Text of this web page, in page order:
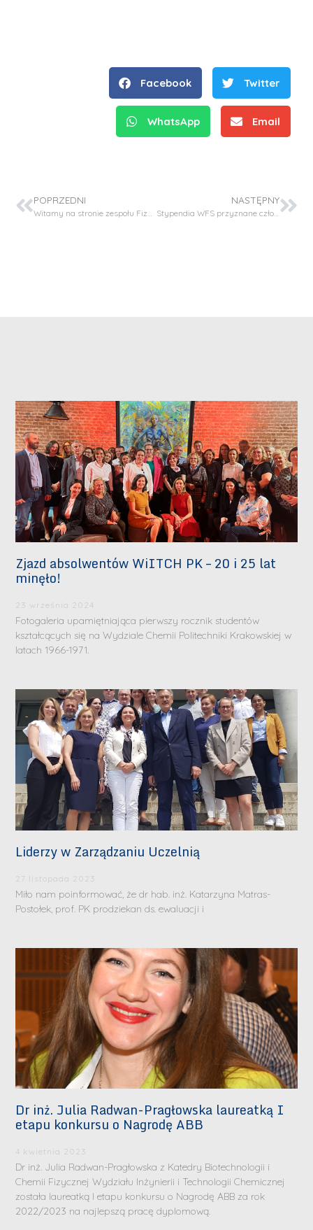
Facebook Twitter
WhatsApp Email
POPRZEDNI
Witamy na stronie zespołu Fizycznej Chemii Organicznej i Organokatalizy
NASTĘPNY
Stypendia WFS przyznane członków naszej grupy badawczej!
Zjazd absolwentów WiITCH PK – 20 i 25 lat
minęło!
23 września 2024
Fotogaleria upamiętniająca pierwszy rocznik studentów
kształcących się na Wydziale Chemii Politechniki Krakowskiej w
latach 1966-1971.
Liderzy w Zarządzaniu Uczelnią
27 listopada 2023
Miło nam poinformować, że dr hab. inż. Katarzyna Matras-
Postołek, prof. PK prodziekan ds. ewaluacji i
Dr inż. Julia Radwan-Pragłowska laureatką I
etapu konkursu o Nagrodę ABB
4 kwietnia 2023
Dr inż. Julia Radwan-Pragłowska z Katedry Biotechnologii i
Chemii Fizycznej Wydziału Inżynierii i Technologii Chemicznej
została laureatką I etapu konkursu o Nagrodę ABB za rok
2022/2023 na najlepszą pracę dyplomową.